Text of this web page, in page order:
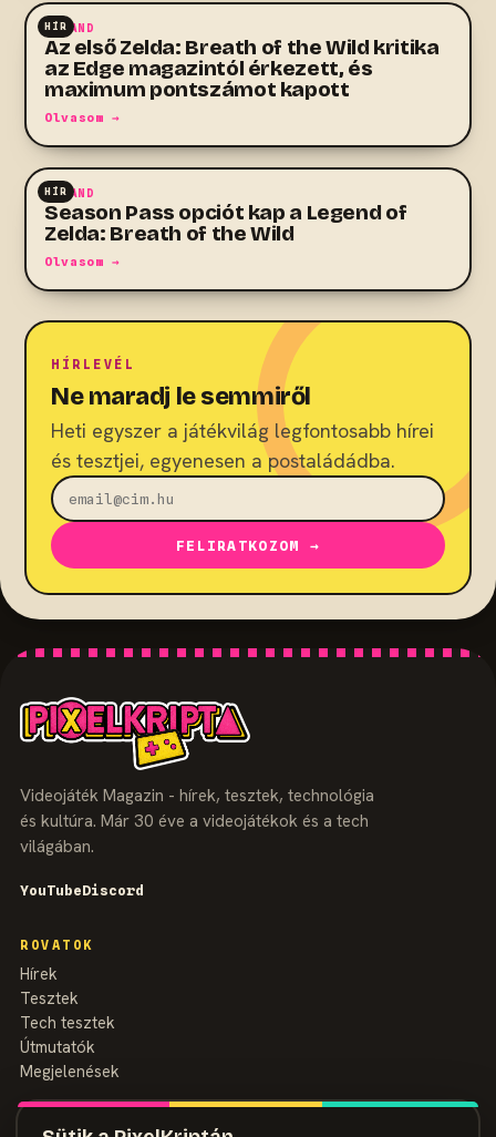
HÍR
KALAND
Az első Zelda: Breath of the Wild kritika
az Edge magazintól érkezett, és
maximum pontszámot kapott
Olvasom →
HÍR
KALAND
Season Pass opciót kap a Legend of
Zelda: Breath of the Wild
Olvasom →
HÍRLEVÉL
Ne maradj le semmiről
Heti egyszer a játékvilág legfontosabb hírei
és tesztjei, egyenesen a postaládádba.
FELIRATKOZOM →
Videojáték Magazin - hírek, tesztek, technológia
és kultúra. Már 30 éve a videojátékok és a tech
világában.
YouTubeDiscord
ROVATOK
Hírek
Tesztek
Tech tesztek
Útmutatók
Megjelenések
MAGAZIN